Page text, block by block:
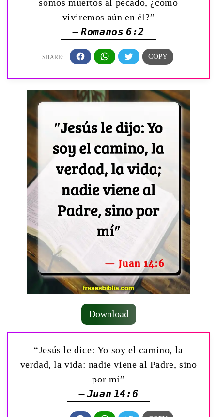
somos muertos al pecado, ¿cómo
viviremos aún en él?”
— Romanos 6:2
Download
“Jesús le dice: Yo soy el camino, la
verdad, la vida: nadie viene al Padre, sino
por mí”
— Juan 14:6